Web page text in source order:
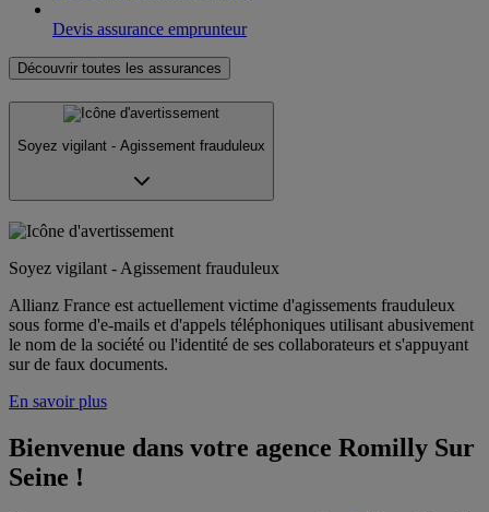
Devis assurance emprunteur
Découvrir toutes les assurances
Soyez vigilant - Agissement frauduleux
Soyez vigilant - Agissement frauduleux
Allianz France est actuellement victime d'agissements frauduleux
sous forme d'e-mails et d'appels téléphoniques utilisant abusivement
le nom de la société ou l'identité de ses collaborateurs et s'appuyant
sur de faux documents.
En savoir plus
Bienvenue dans votre agence Romilly Sur
Seine !